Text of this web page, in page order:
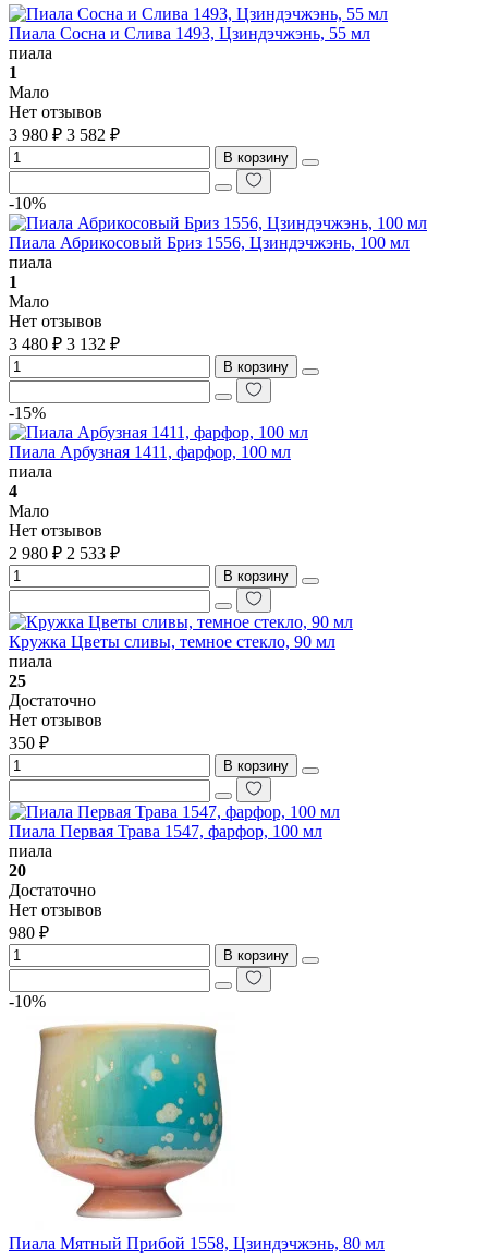
Пиала Сосна и Слива 1493, Цзиндэчжэнь, 55 мл
пиала
1
Мало
Нет отзывов
3 980 ₽ 3 582 ₽
В корзину
-10%
Пиала Абрикосовый Бриз 1556, Цзиндэчжэнь, 100 мл
пиала
1
Мало
Нет отзывов
3 480 ₽ 3 132 ₽
В корзину
-15%
Пиала Арбузная 1411, фарфор, 100 мл
пиала
4
Мало
Нет отзывов
2 980 ₽ 2 533 ₽
В корзину
Кружка Цветы сливы, темное стекло, 90 мл
пиала
25
Достаточно
Нет отзывов
350 ₽
В корзину
Пиала Первая Трава 1547, фарфор, 100 мл
пиала
20
Достаточно
Нет отзывов
980 ₽
В корзину
-10%
Пиала Мятный Прибой 1558, Цзиндэчжэнь, 80 мл